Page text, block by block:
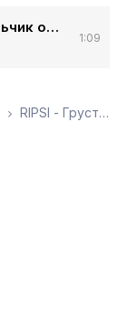
Это чёрный русский мальчик очень сильно постарался
1:09
RIPSI - Грустный дэнс